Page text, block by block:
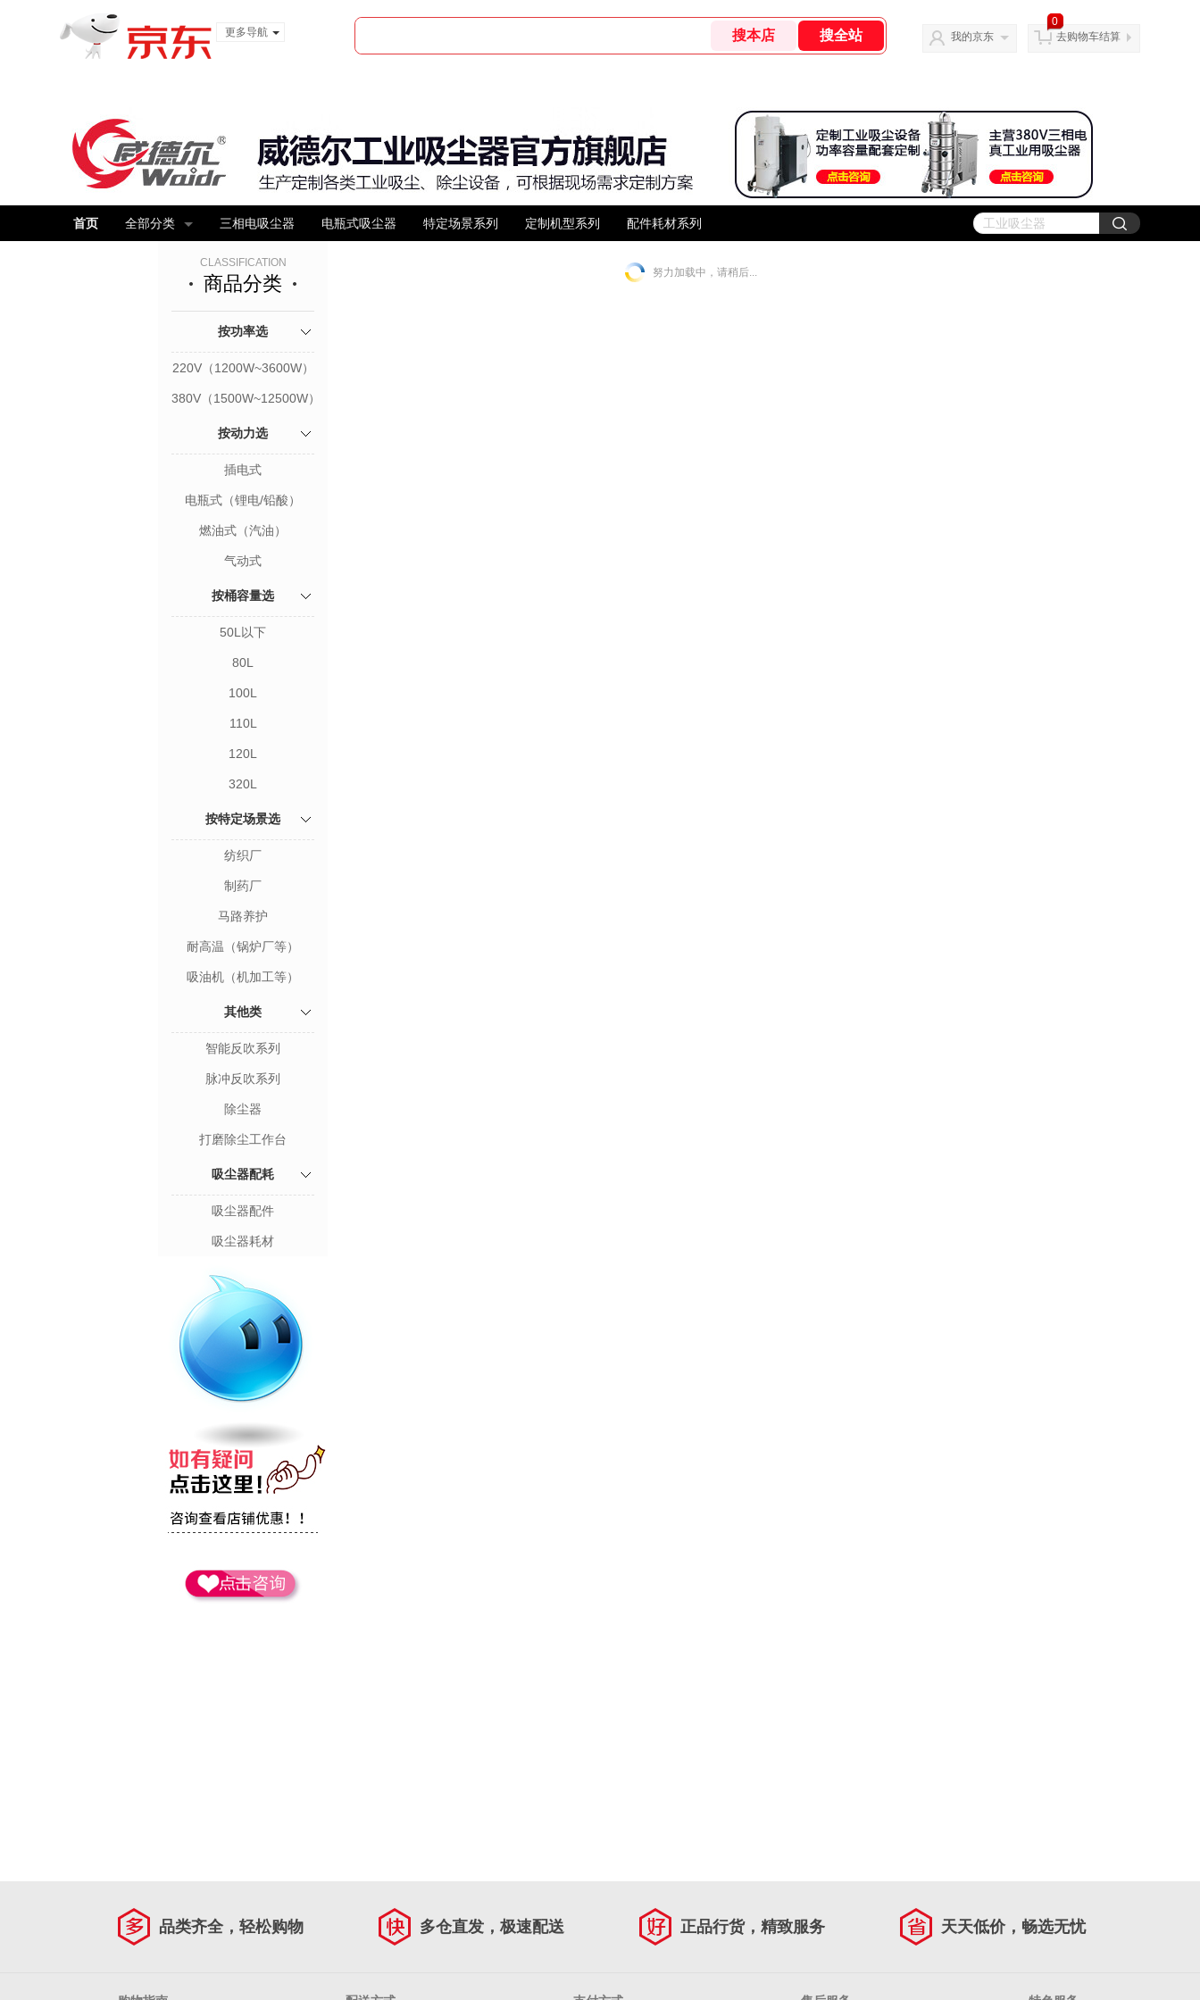
更多导航
我的京东
0
去购物车结算
首页 全部分类 三相电吸尘器 电瓶式吸尘器 特定场景系列 定制机型系列 配件耗材系列
CLASSIFICATION
商品分类
按功率选
220V（1200W~3600W）
380V（1500W~12500W）
按动力选
插电式
电瓶式（锂电/铅酸）
燃油式（汽油）
气动式
按桶容量选
50L以下
80L
100L
110L
120L
320L
按特定场景选
纺织厂
制药厂
马路养护
耐高温（锅炉厂等）
吸油机（机加工等）
其他类
智能反吹系列
脉冲反吹系列
除尘器
打磨除尘工作台
吸尘器配耗
吸尘器配件
吸尘器耗材
努力加载中，请稍后...
品类齐全，轻松购物 多仓直发，极速配送 正品行货，精致服务 天天低价，畅选无忧